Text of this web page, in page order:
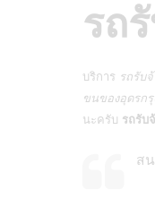
รถ
บริการ รถรับจ้
ขนของอุดรก
นะครับ รถรับ
ส